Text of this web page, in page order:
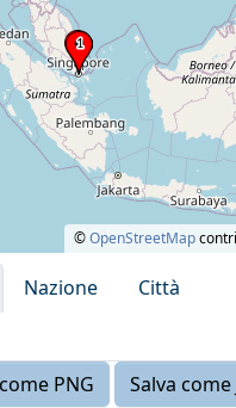
©OpenStreetMap
Nazione
Città
PNG
Salva come